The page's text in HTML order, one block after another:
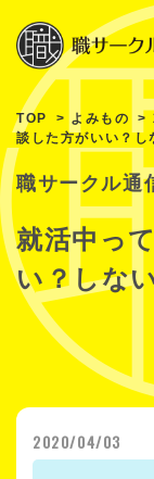
TOP よみもの
談した方がいい？し
職サークル通
就活中っ
い？しな
2020/04/03